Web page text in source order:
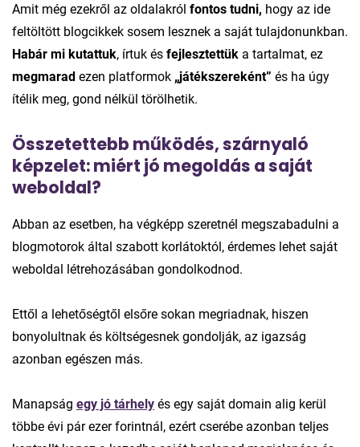
Amit még ezekről az oldalakról fontos tudni, hogy az ide
feltöltött blogcikkek sosem lesznek a saját tulajdonunkban.
Habár mi kutattuk, írtuk és fejlesztettük a tartalmat, ez
megmarad ezen platformok „játékszereként” és ha úgy
ítélik meg, gond nélkül törölhetik.
Összetettebb működés, szárnyaló
képzelet: miért jó megoldás a saját
weboldal?
Abban az esetben, ha végképp szeretnél megszabadulni a
blogmotorok által szabott korlátoktól, érdemes lehet saját
weboldal létrehozásában gondolkodnod.
Ettől a lehetőségtől elsőre sokan megriadnak, hiszen
bonyolultnak és költségesnek gondolják, az igazság
azonban egészen más.
Manapság egy jó tárhely és egy saját domain alig kerül
többe évi pár ezer forintnál, ezért cserébe azonban teljes